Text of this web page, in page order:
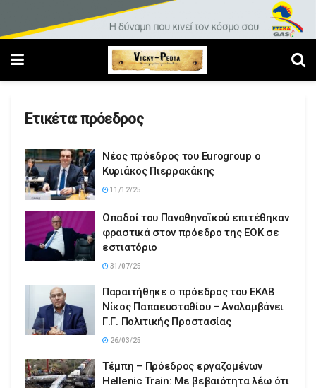
Ετικέτα:πρόεδρος
Νέος πρόεδρος του Eurogroup ο
Κυριάκος Πιερρακάκης
11/12/25
Οπαδοί του Παναθηναϊκού επιτέθηκαν
φραστικά στον πρόεδρο της ΕΟΚ σε
εστιατόριο
31/07/25
Παραιτήθηκε ο πρόεδρος του ΕΚΑΒ
Νίκος Παπαευσταθίου – Aναλαμβάνει
Γ.Γ. Πολιτικής Προστασίας
26/03/25
Τέμπη – Πρόεδρος εργαζομένων
Hellenic Train: Με βεβαιότητα λέω ότι